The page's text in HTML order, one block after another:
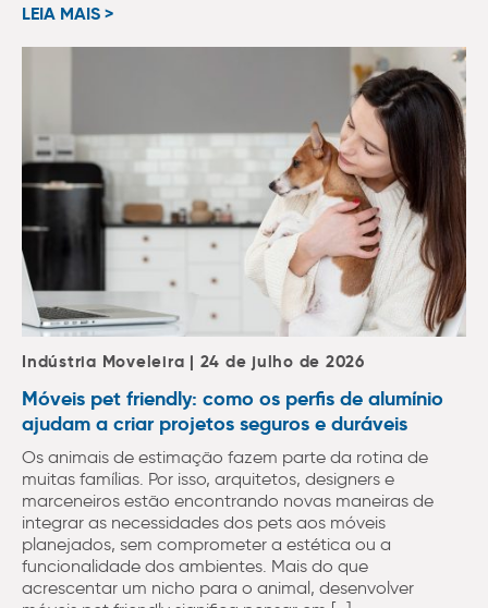
LEIA MAIS >
Indústria Moveleira | 24 de julho de 2026
Móveis pet friendly: como os perfis de alumínio
ajudam a criar projetos seguros e duráveis
Os animais de estimação fazem parte da rotina de
muitas famílias. Por isso, arquitetos, designers e
marceneiros estão encontrando novas maneiras de
integrar as necessidades dos pets aos móveis
planejados, sem comprometer a estética ou a
funcionalidade dos ambientes. Mais do que
acrescentar um nicho para o animal, desenvolver